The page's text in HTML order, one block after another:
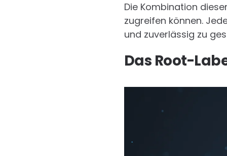
Die Kombination
zugreifen können.
und zuverlässig zu
Das Root-